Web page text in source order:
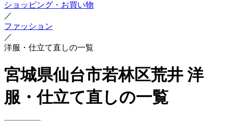
ショッピング・お買い物
／
ファッション
／
洋服・仕立て直しの一覧
宮城県仙台市若林区荒井 洋
服・仕立て直しの一覧